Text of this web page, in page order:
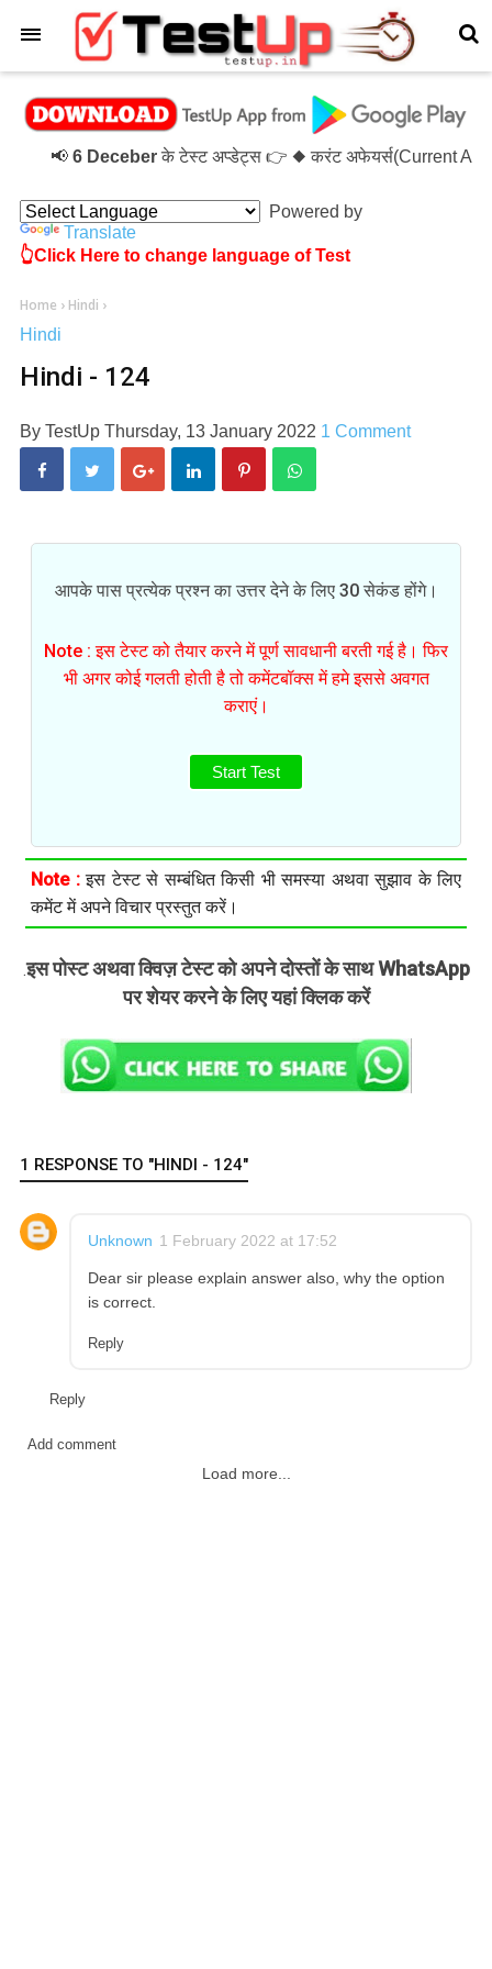
📢6 Deceberके टेस्ट अप्डेट्स 👉 ◆ करंट अफेयर्स(Current
Powered by
Translate
👆Click Here to change language of Test
Home › Hindi ›
Hindi
Hindi - 124
By TestUp Thursday, 13 January 2022 1 Comment
आपके पास प्रत्येक प्रश्न का उत्तर देने के लिए 30 सेकंड होंगे।
Note : इस टेस्ट को तैयार करने में पूर्ण सावधानी बरती गई है। फिर
भी अगर कोई गलती होती है तो कमेंटबॉक्स में हमे इससे अवगत
कराएं।
Start Test
Note :इस टेस्ट से सम्बंधित किसी भी समस्या अथवा सुझाव के लिए
कमेंट में अपने विचार प्रस्तुत करें।
.इस पोस्ट अथवा क्विज़ टेस्ट को अपने दोस्तों के साथ WhatsApp
पर शेयर करने के लिए यहां क्लिक करें
1 RESPONSE TO "HINDI - 124"
Unknown 1 February 2022 at 17:52
Dear sir please explain answer also, why the option
is correct.
Reply
Reply
Add comment
Load more...